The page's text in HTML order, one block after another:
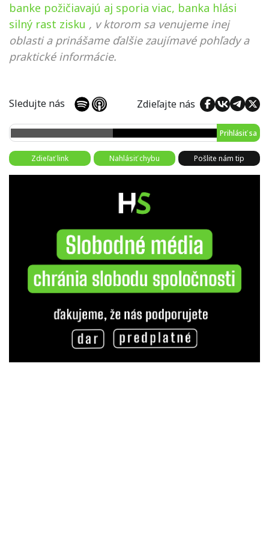
banke požičiavajú aj sporia viac, banka hlási
silný rast zisku , v ktorom sa venujeme inej
oblasti a prinášame ďalšie zaujímavé pohľady a
praktické informácie.
Sledujte nás Zdieľajte nás
Prihlásiť sa
Zdieľať link Nahlásiť chybu Pošlite nám tip